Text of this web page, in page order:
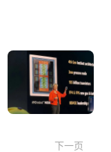
下一页